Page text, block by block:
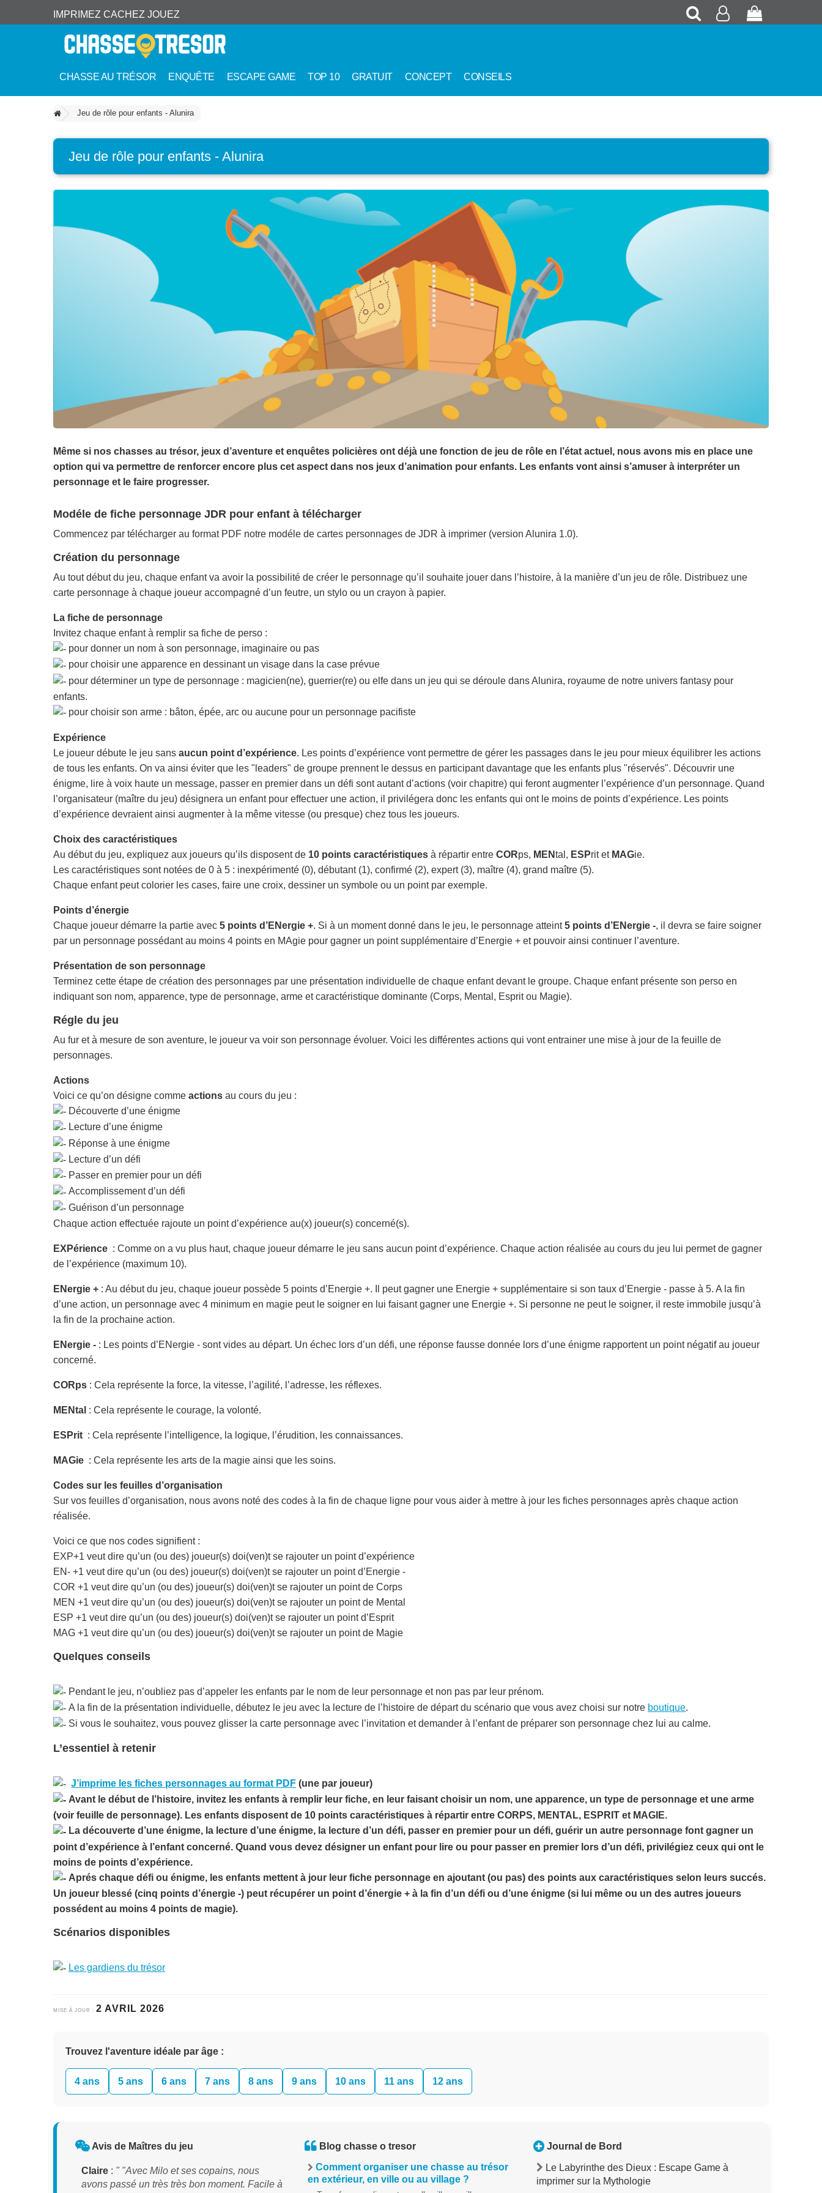
IMPRIMEZ CACHEZ JOUEZ Recherche
Mon
CHASSE AU TRÉSOR ENQUÊTE ESCAPE GAME TOP 10 GRATUIT CONCEPT CONSEILS
Jeu de rôle pour enfants - Alunira
Jeu de rôle pour enfants - Alunira
Même si nos chasses au trésor, jeux d’aventure et enquêtes policières ont déjà une fonction de jeu de rôle en l’état actuel, nous avons mis en place une
option qui va permettre de renforcer encore plus cet aspect dans nos jeux d’animation pour enfants. Les enfants vont ainsi s’amuser à interpréter un
personnage et le faire progresser.
Modéle de fiche personnage JDR pour enfant à télécharger
Commencez par télécharger au format PDF notre modéle de cartes personnages de JDR à imprimer (version Alunira 1.0).
Création du personnage
Au tout début du jeu, chaque enfant va avoir la possibilité de créer le personnage qu’il souhaite jouer dans l’histoire, à la manière d’un jeu de rôle. Distribuez une
carte personnage à chaque joueur accompagné d’un feutre, un stylo ou un crayon à papier.
La fiche de personnage
Invitez chaque enfant à remplir sa fiche de perso :
pour donner un nom à son personnage, imaginaire ou pas
pour choisir une apparence en dessinant un visage dans la case prévue
pour déterminer un type de personnage : magicien(ne), guerrier(re) ou elfe dans un jeu qui se déroule dans Alunira, royaume de notre univers fantasy pour
enfants.
pour choisir son arme : bâton, épée, arc ou aucune pour un personnage pacifiste
Expérience
Le joueur débute le jeu sans aucun point d’expérience. Les points d’expérience vont permettre de gérer les passages dans le jeu pour mieux équilibrer les actions
de tous les enfants. On va ainsi éviter que les "leaders" de groupe prennent le dessus en participant davantage que les enfants plus "réservés". Découvrir une
énigme, lire à voix haute un message, passer en premier dans un défi sont autant d’actions (voir chapitre) qui feront augmenter l’expérience d’un personnage. Quand
l’organisateur (maître du jeu) désignera un enfant pour effectuer une action, il privilégera donc les enfants qui ont le moins de points d’expérience. Les points
d’expérience devraient ainsi augmenter à la même vitesse (ou presque) chez tous les joueurs.
Choix des caractéristiques
Au début du jeu, expliquez aux joueurs qu’ils disposent de 10 points caractéristiques à répartir entre CORps, MENtal, ESPrit et MAGie.
Les caractéristiques sont notées de 0 à 5 : inexpérimenté (0), débutant (1), confirmé (2), expert (3), maître (4), grand maître (5).
Chaque enfant peut colorier les cases, faire une croix, dessiner un symbole ou un point par exemple.
Points d’énergie
Chaque joueur démarre la partie avec 5 points d’ENergie +. Si à un moment donné dans le jeu, le personnage atteint5 points d’ENergie -, il devra se faire soigner
par un personnage possédant au moins 4 points en MAgie pour gagner un point supplémentaire d’Energie + et pouvoir ainsi continuer l’aventure.
Présentation de son personnage
Terminez cette étape de création des personnages par une présentation individuelle de chaque enfant devant le groupe. Chaque enfant présente son perso en
indiquant son nom, apparence, type de personnage, arme et caractéristique dominante (Corps, Mental, Esprit ou Magie).
Régle du jeu
Au fur et à mesure de son aventure, le joueur va voir son personnage évoluer. Voici les différentes actions qui vont entrainer une mise à jour de la feuille de
personnages.
Actions
Voici ce qu’on désigne comme actions au cours du jeu :
Découverte d’une énigme
Lecture d’une énigme
Réponse à une énigme
Lecture d’un défi
Passer en premier pour un défi
Accomplissement d’un défi
Guérison d’un personnage
Chaque action effectuée rajoute un point d’expérience au(x) joueur(s) concerné(s).
EXPérience : Comme on a vu plus haut, chaque joueur démarre le jeu sans aucun point d’expérience. Chaque action réalisée au cours du jeu lui permet de gagner
de l’expérience (maximum 10).
ENergie + : Au début du jeu, chaque joueur possède 5 points d’Energie +. Il peut gagner une Energie + supplémentaire si son taux d’Energie - passe à 5. A la fin
d’une action, un personnage avec 4 minimum en magie peut le soigner en lui faisant gagner une Energie +. Si personne ne peut le soigner, il reste immobile jusqu’à
la fin de la prochaine action.
ENergie - : Les points d’ENergie - sont vides au départ. Un échec lors d’un défi, une réponse fausse donnée lors d’une énigme rapportent un point négatif au joueur
concerné.
CORps : Cela représente la force, la vitesse, l’agilité, l’adresse, les réflexes.
MENtal : Cela représente le courage, la volonté.
ESPrit : Cela représente l’intelligence, la logique, l’érudition, les connaissances.
MAGie : Cela représente les arts de la magie ainsi que les soins.
Codes sur les feuilles d’organisation
Sur vos feuilles d’organisation, nous avons noté des codes à la fin de chaque ligne pour vous aider à mettre à jour les fiches personnages après chaque action
réalisée.
Voici ce que nos codes signifient :
EXP+1 veut dire qu’un (ou des) joueur(s) doi(ven)t se rajouter un point d’expérience
EN- +1 veut dire qu’un (ou des) joueur(s) doi(ven)t se rajouter un point d’Energie -
COR +1 veut dire qu’un (ou des) joueur(s) doi(ven)t se rajouter un point de Corps
MEN +1 veut dire qu’un (ou des) joueur(s) doi(ven)t se rajouter un point de Mental
ESP +1 veut dire qu’un (ou des) joueur(s) doi(ven)t se rajouter un point d’Esprit
MAG +1 veut dire qu’un (ou des) joueur(s) doi(ven)t se rajouter un point de Magie
Quelques conseils
Pendant le jeu, n’oubliez pas d’appeler les enfants par le nom de leur personnage et non pas par leur prénom.
A la fin de la présentation individuelle, débutez le jeu avec la lecture de l’histoire de départ du scénario que vous avez choisi sur notre boutique.
Si vous le souhaitez, vous pouvez glisser la carte personnage avec l’invitation et demander à l’enfant de préparer son personnage chez lui au calme.
L’essentiel à retenir
J’imprime les fiches personnages au format PDF (une par joueur)
Avant le début de l’histoire, invitez les enfants à remplir leur fiche, en leur faisant choisir un nom, une apparence, un type de personnage et une arme
(voir feuille de personnage). Les enfants disposent de 10 points caractéristiques à répartir entre CORPS, MENTAL, ESPRIT et MAGIE.
La découverte d’une énigme, la lecture d’une énigme, la lecture d’un défi, passer en premier pour un défi, guérir un autre personnage font gagner un
point d’expérience à l’enfant concerné. Quand vous devez désigner un enfant pour lire ou pour passer en premier lors d’un défi, privilégiez ceux qui ont le
moins de points d’expérience.
Aprés chaque défi ou énigme, les enfants mettent à jour leur fiche personnage en ajoutant (ou pas) des points aux caractéristiques selon leurs succés.
Un joueur blessé (cinq points d’énergie -) peut récupérer un point d’énergie + à la fin d’un défi ou d’une énigme (si lui même ou un des autres joueurs
possédent au moins 4 points de magie).
Scénarios disponibles
Les gardiens du trésor
MISE À JOUR : 2 AVRIL 2026
Trouvez l'aventure idéale par âge :
4 ans 5 ans 6 ans 7 ans 8 ans 9 ans 10 ans 11 ans 12 ans
Avis de Maîtres du jeu
Claire : " "Avec Milo et ses copains, nous
avons passé un très très bon moment. Facile à
Blog chasse o tresor
Comment organiser une chasse au trésor
en extérieur, en ville ou au village ?
Journal de Bord
Le Labyrinthe des Dieux : Escape Game à
imprimer sur la Mythologie